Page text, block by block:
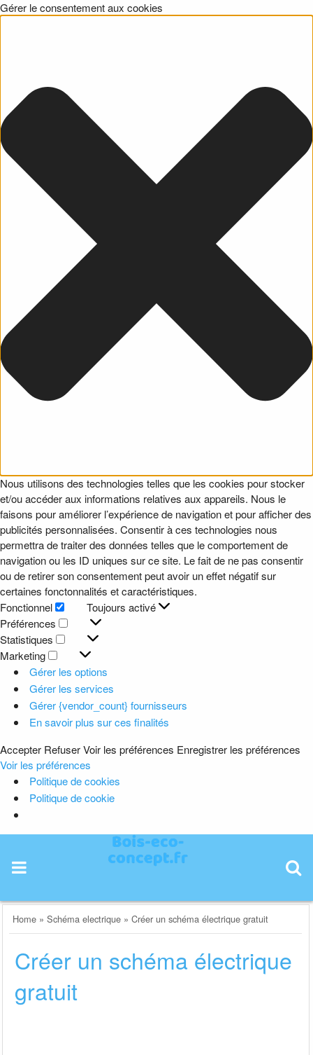
Gérer le consentement aux cookies
Nous utilisons des technologies telles que les cookies pour stocker
et/ou accéder aux informations relatives aux appareils. Nous le
faisons pour améliorer l’expérience de navigation et pour afficher des
publicités personnalisées. Consentir à ces technologies nous
permettra de traiter des données telles que le comportement de
navigation ou les ID uniques sur ce site. Le fait de ne pas consentir
ou de retirer son consentement peut avoir un effet négatif sur
certaines fonctonnalités et caractéristiques.
Fonctionnel
Fonctionnel
Toujours activé
Préférences
Préférences
Statistiques
Statistiques
Marketing
Marketing
Gérer les options
Gérer les services
Gérer {vendor_count} fournisseurs
En savoir plus sur ces finalités
Accepter RefuserVoir les préférences Enregistrer les préférences
Voir les préférences
Politique de cookies
Politique de cookie
content
Home »Schéma electrique »Créer un schéma électrique gratuit
Créer un schéma électrique
gratuit